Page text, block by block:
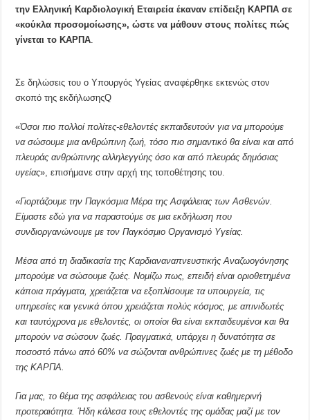
την Ελληνική Καρδιολογική Εταιρεία έκαναν επίδειξη ΚΑΡΠΑ σε
«κούκλα προσομοίωσης», ώστε να μάθουν στους πολίτες πώς
γίνεται το ΚΑΡΠΑ
Σε δηλώσεις του ο Υπουργός Υγείας αναφέρθηκε εκτενώς στον
σκοπό της εκδήλωσηςQ
«Όσοι πιο πολλοί πολίτες-εθελοντές εκπαιδευτούν για να μπορούμε
να σώσουμε μια ανθρώπινη ζωή, τόσο πιο σημαντικό θα είναι και από
πλευράς ανθρώπινης αλληλεγγύης όσο και από πλευράς δημόσιας
υγείας», επισήμανε στην αρχή της τοποθέτησης του.
«Γιορτάζουμε την Παγκόσμια Μέρα της Ασφάλειας των Ασθενών.
Είμαστε εδώ για να παραστούμε σε μια εκδήλωση που
συνδιοργανώνουμε με τον Παγκόσμιο Οργανισμό Υγείας.
Μέσα από τη διαδικασία της Καρδιαναναπνευστικής Αναζωογόνησης
μπορούμε να σώσουμε ζωές. Νομίζω πως, επειδή είναι οριοθετημένα
κάποια πράγματα, χρειάζεται να εξοπλίσουμε τα υπουργεία, τις
υπηρεσίες και γενικά όπου χρειάζεται πολύς κόσμος, με απινιδωτές
και ταυτόχρονα με εθελοντές, οι οποίοι θα είναι εκπαιδευμένοι και θα
μπορούν να σώσουν ζωές. Πραγματικά, υπάρχει η δυνατότητα σε
ποσοστό πάνω από 60% να σώζονται ανθρώπινες ζωές με τη μέθοδο
της ΚΑΡΠΑ.
Για μας, το θέμα της ασφάλειας του ασθενούς είναι καθημερινή
προτεραιότητα. Ήδη κάλεσα τους εθελοντές της ομάδας μαζί με τον